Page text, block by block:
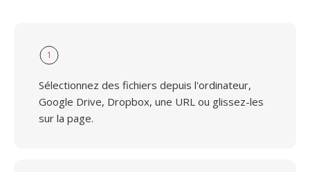
1
Sélectionnez des fichiers depuis l'ordinateur,
Google Drive, Dropbox, une URL ou glissez-les
sur la page.